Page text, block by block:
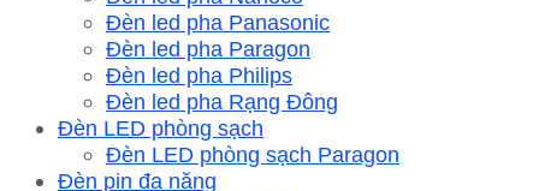
Đèn led pha Panasonic
Đèn led pha Paragon
Đèn led pha Philips
Đèn led pha Rạng Đông
Đèn LED phòng sạch
Đèn LED phòng sạch Paragon
Đèn pin đa năng